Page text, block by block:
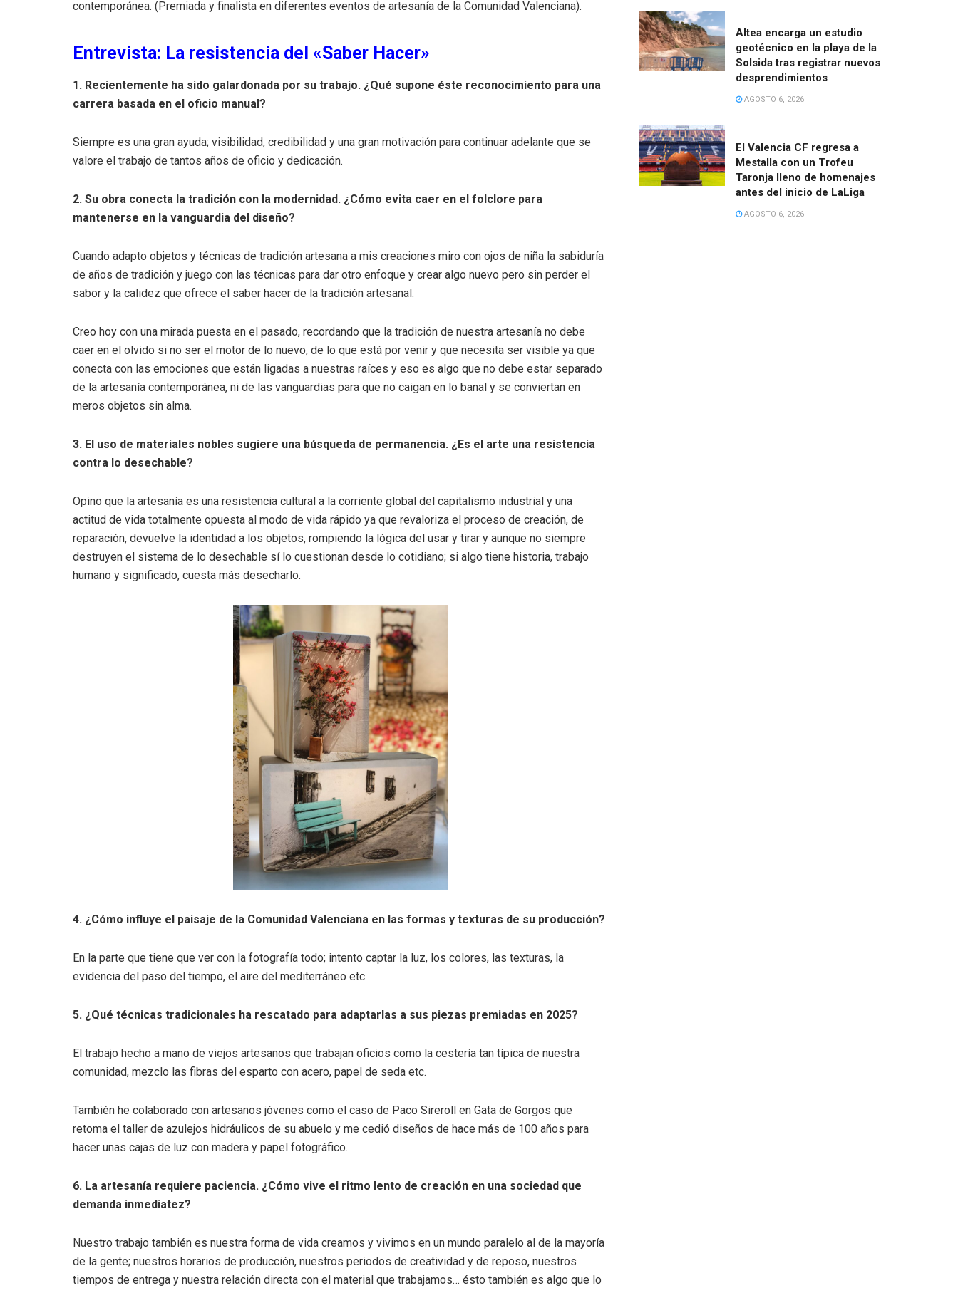
contemporánea. (Premiada y finalista en diferentes eventos de artesanía de la Comunidad Valenciana).
Entrevista: La resistencia del «Saber Hacer»
1. Recientemente ha sido galardonada por su trabajo. ¿Qué supone éste reconocimiento para una
carrera basada en el oficio manual?
Siempre es una gran ayuda; visibilidad, credibilidad y una gran motivación para continuar adelante que se
valore el trabajo de tantos años de oficio y dedicación.
2. Su obra conecta la tradición con la modernidad. ¿Cómo evita caer en el folclore para
mantenerse en la vanguardia del diseño?
Cuando adapto objetos y técnicas de tradición artesana a mis creaciones miro con ojos de niña la sabiduría
de años de tradición y juego con las técnicas para dar otro enfoque y crear algo nuevo pero sin perder el
sabor y la calidez que ofrece el saber hacer de la tradición artesanal.
Creo hoy con una mirada puesta en el pasado, recordando que la tradición de nuestra artesanía no debe
caer en el olvido si no ser el motor de lo nuevo, de lo que está por venir y que necesita ser visible ya que
conecta con las emociones que están ligadas a nuestras raíces y eso es algo que no debe estar separado
de la artesanía contemporánea, ni de las vanguardias para que no caigan en lo banal y se conviertan en
meros objetos sin alma.
3. El uso de materiales nobles sugiere una búsqueda de permanencia. ¿Es el arte una resistencia
contra lo desechable?
Opino que la artesanía es una resistencia cultural a la corriente global del capitalismo industrial y una
actitud de vida totalmente opuesta al modo de vida rápido ya que revaloriza el proceso de creación, de
reparación, devuelve la identidad a los objetos, rompiendo la lógica del usar y tirar y aunque no siempre
destruyen el sistema de lo desechable sí lo cuestionan desde lo cotidiano; si algo tiene historia, trabajo
humano y significado, cuesta más desecharlo.
4. ¿Cómo influye el paisaje de la Comunidad Valenciana en las formas y texturas de su producción?
En la parte que tiene que ver con la fotografía todo; intento captar la luz, los colores, las texturas, la
evidencia del paso del tiempo, el aire del mediterráneo etc.
5. ¿Qué técnicas tradicionales ha rescatado para adaptarlas a sus piezas premiadas en 2025?
El trabajo hecho a mano de viejos artesanos que trabajan oficios como la cestería tan típica de nuestra
comunidad, mezclo las fibras del esparto con acero, papel de seda etc.
También he colaborado con artesanos jóvenes como el caso de Paco Sireroll en Gata de Gorgos que
retoma el taller de azulejos hidráulicos de su abuelo y me cedió diseños de hace más de 100 años para
hacer unas cajas de luz con madera y papel fotográfico.
6. La artesanía requiere paciencia. ¿Cómo vive el ritmo lento de creación en una sociedad que
demanda inmediatez?
Nuestro trabajo también es nuestra forma de vida creamos y vivimos en un mundo paralelo al de la mayoría
de la gente; nuestros horarios de producción, nuestros periodos de creatividad y de reposo, nuestros
tiempos de entrega y nuestra relación directa con el material que trabajamos… ésto también es algo que lo
Altea encarga un estudio
geotécnico en la playa de la
Solsida tras registrar nuevos
desprendimientos
AGOSTO 6, 2026
El Valencia CF regresa a
Mestalla con un Trofeu
Taronja lleno de homenajes
antes del inicio de LaLiga
AGOSTO 6, 2026